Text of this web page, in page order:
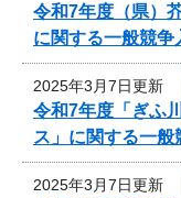
令和7年度（県）
に関する一般競争
2025年3月7日更新
令和7年度「ぎふ
ス」に関する一般
2025年3月7日更新